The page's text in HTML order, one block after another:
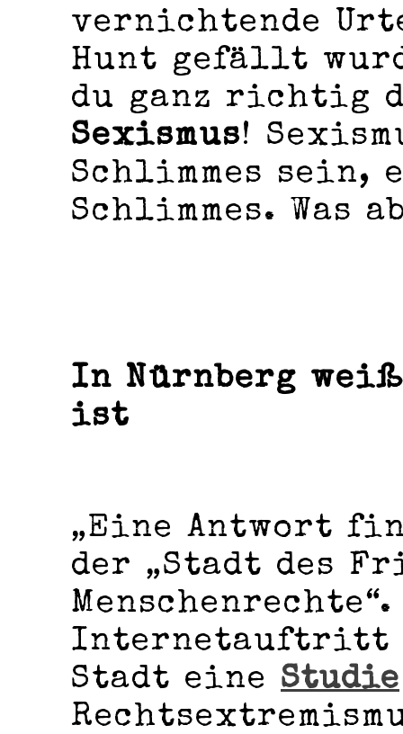
vernichtende
Hunt gefällt
du ganz richtig
Sexismus!
Schlimmes sein,
Schlimmes. Was
In Nürnberg weiß
ist
„Eine Antwort
der „Stadt des
Internetauftritt
Stadt eine Studie